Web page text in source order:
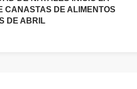
CANASTAS DE ALIMENTOS
DE ABRIL